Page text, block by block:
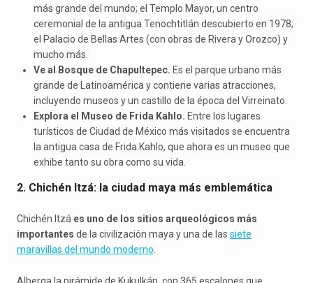
más grande del mundo; el Templo Mayor, un centro
ceremonial de la antigua Tenochtitlán descubierto en 1978;
el Palacio de Bellas Artes (con obras de Rivera y Orozco) y
mucho más.
Ve al Bosque de Chapultepec. Es el parque urbano más
grande de Latinoamérica y contiene varias atracciones,
incluyendo museos y un castillo de la época del Virreinato.
Explora el Museo de Frida Kahlo. Entre los lugares
turísticos de Ciudad de México más visitados se encuentra
la antigua casa de Frida Kahlo, que ahora es un museo que
exhibe tanto su obra como su vida.
2. Chichén Itzá: la ciudad maya más emblemática
Chichén Itzá es uno de los sitios arqueológicos más
importantes de la civilización maya y una de las siete
maravillas del mundo moderno
Alberga la pirámide de Kukulkán, con 365 escalones que